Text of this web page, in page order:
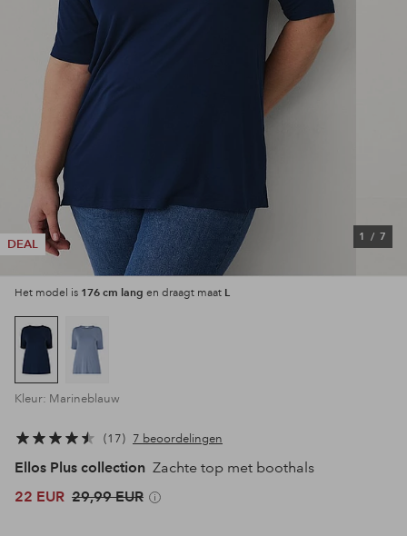
DEAL
1 / 7
Het model is 176 cm lang en draagt maat L
Kleur: Marineblauw
17 7 beoordelingen
Ellos Plus collection Zachte top met boothals
22 EUR 29,99 EUR